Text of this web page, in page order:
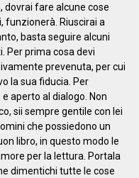
dovrai fare alcune cose
funzionerà. Riuscirai a
basta seguire alcuni
Per prima cosa devi
prevenuta, per cui
la sua fiducia. Per
aperto al dialogo. Non
sii sempre gentile con lei
che possiedono un
libro, in questo modo le
per la lettura. Portala
dimentichi tutte le cose